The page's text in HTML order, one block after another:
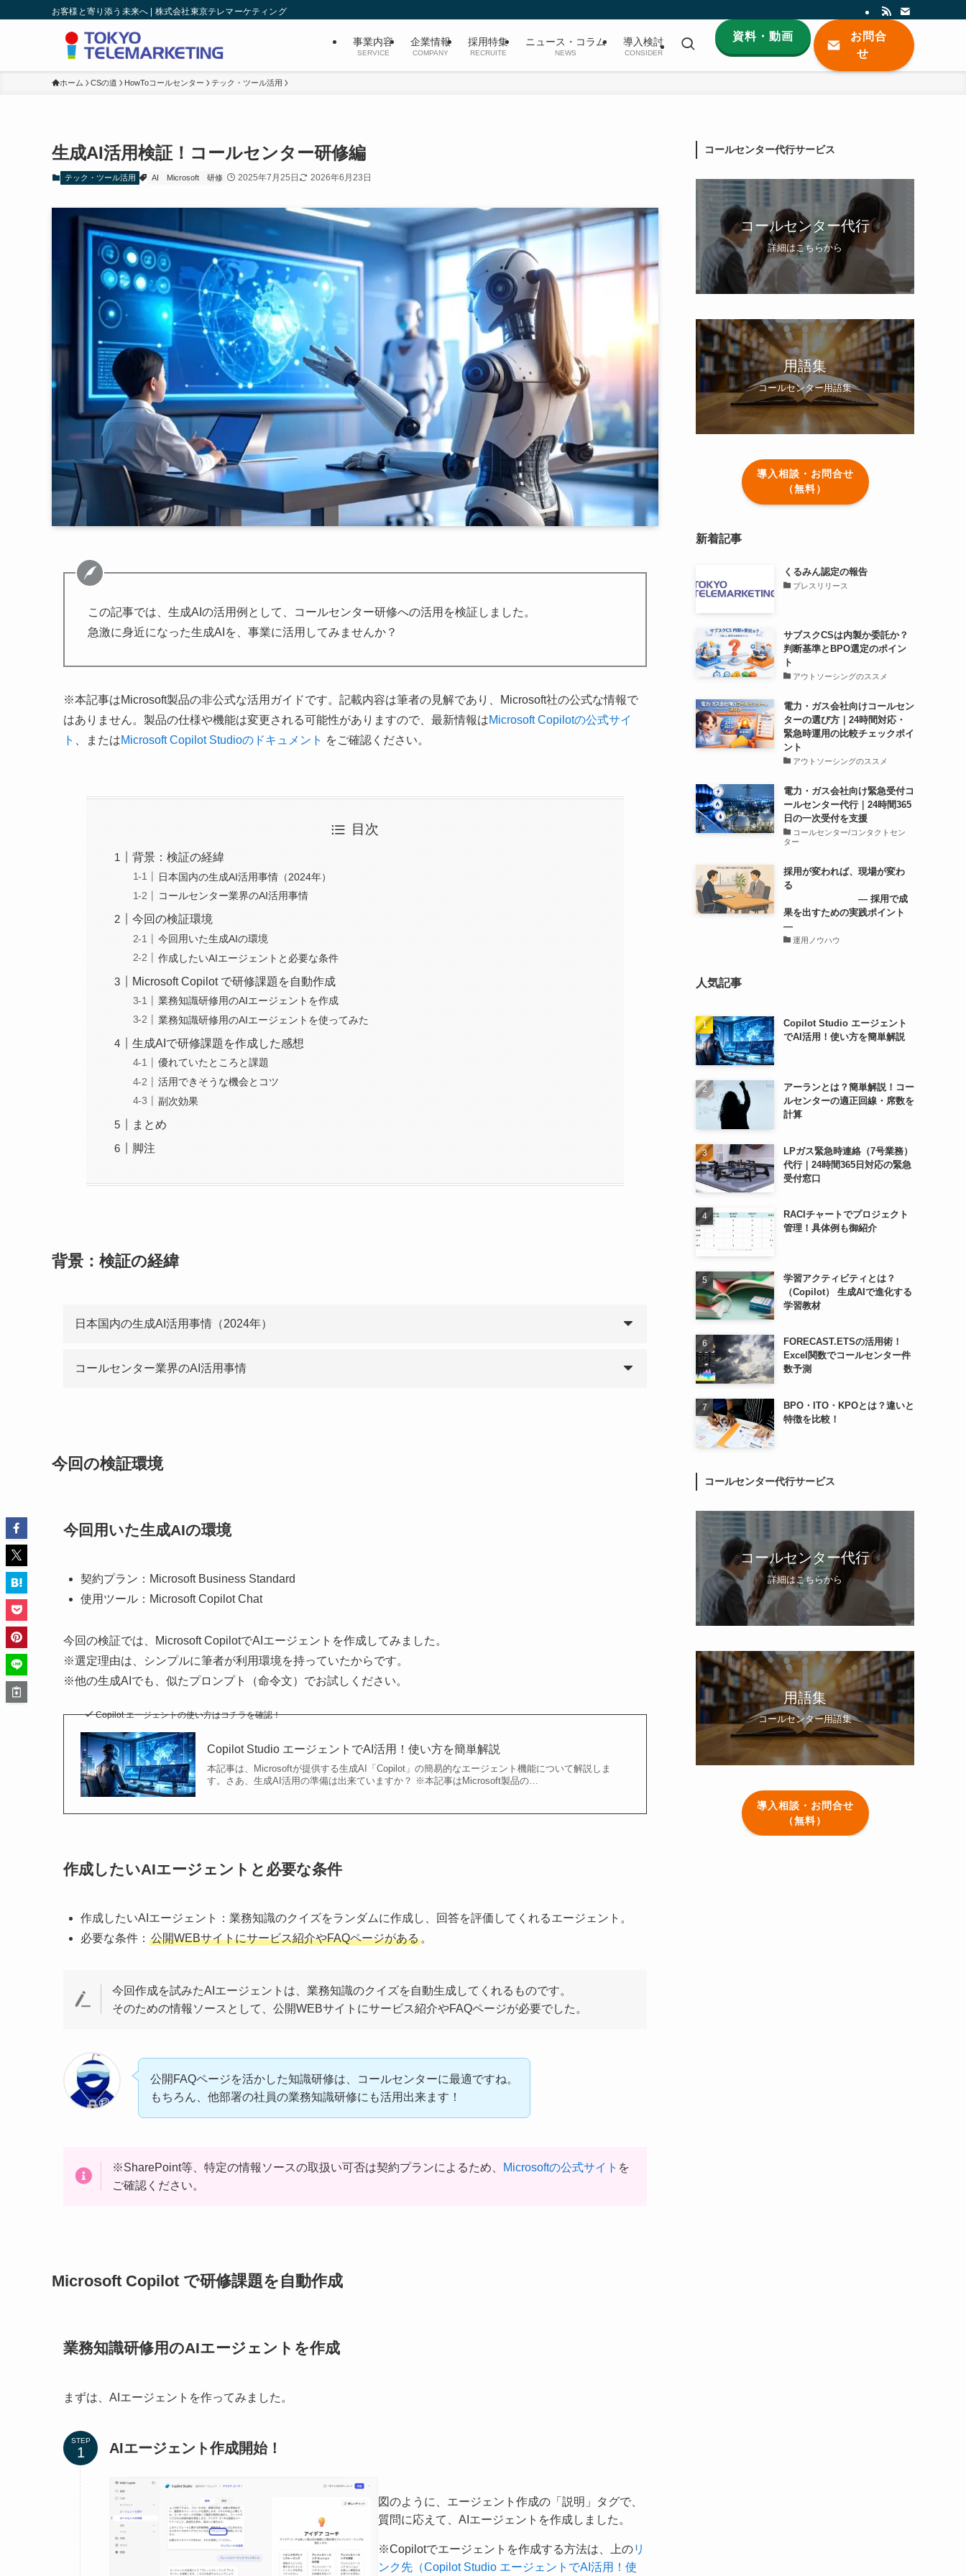
お客様と寄り添う未来へ | 株式会社東京テレマーケティング
事業内容
SERVICE
企業情報
COMPANY
採用特集
RECRUITE
ニュース・コラム
NEWS
導入検討
CONSIDER
資料・動画
お問合
せ
ホーム CSの道 HowToコールセンター テック・ツール活用
生成AI活用検証！コールセンター研修編
テック・ツール活用 AI Microsoft 研修 2025年7月25日 2026年6月23日
この記事では、生成AIの活用例として、コールセンター研修への活用を検証しました。
急激に身近になった生成AIを、事業に活用してみませんか？
※本記事はMicrosoft製品の非公式な活用ガイドです。記載内容は筆者の見解であり、Microsoft社の公式な情報で
はありません。製品の仕様や機能は変更される可能性がありますので、最新情報はMicrosoft Copilotの公式サイ
ト 、またはMicrosoft Copilot Studioのドキュメント をご確認ください。
目次
背景：検証の経緯
日本国内の生成AI活用事情（2024年）
コールセンター業界のAI活用事情
今回の検証環境
今回用いた生成AIの環境
作成したいAIエージェントと必要な条件
Microsoft Copilot で研修課題を自動作成
業務知識研修用のAIエージェントを作成
業務知識研修用のAIエージェントを使ってみた
生成AIで研修課題を作成した感想
優れていたところと課題
活用できそうな機会とコツ
副次効果
まとめ
脚注
背景：検証の経緯
日本国内の生成AI活用事情（2024年）
コールセンター業界のAI活用事情
今回の検証環境
今回用いた生成AIの環境
契約プラン：Microsoft Business Standard
使用ツール：Microsoft Copilot Chat
今回の検証では、Microsoft CopilotでAIエージェントを作成してみました。
※選定理由は、シンプルに筆者が利用環境を持っていたからです。
※他の生成AIでも、似たプロンプト（命令文）でお試しください。
Copilot エージェントの使い方はコチラを確認！
Copilot Studio エージェントでAI活用！使い方を簡単解説
本記事は、Microsoftが提供する生成AI「Copilot」の簡易的なエージェント機能について解説しま
す。さあ、生成AI活用の準備は出来ていますか？ ※本記事はMicrosoft製品の…
作成したいAIエージェントと必要な条件
作成したいAIエージェント：業務知識のクイズをランダムに作成し、回答を評価してくれるエージェント。
必要な条件： 公開WEBサイトにサービス紹介やFAQページがある 。
今回作成を試みたAIエージェントは、業務知識のクイズを自動生成してくれるものです。
そのための情報ソースとして、公開WEBサイトにサービス紹介やFAQページが必要でした。
公開FAQページを活かした知識研修は、コールセンターに最適ですね。
もちろん、他部署の社員の業務知識研修にも活用出来ます！
※SharePoint等、特定の情報ソースの取扱い可否は契約プランによるため、 Microsoftの公式サイト を
ご確認ください。
Microsoft Copilot で研修課題を自動作成
業務知識研修用のAIエージェントを作成
まずは、AIエージェントを作ってみました。
STEP AIエージェント作成開始！
図のように、エージェント作成の「説明」タグで、
質問に応えて、AIエージェントを作成しました。
※Copilotでエージェントを作成する方法は、上のリ
ンク先（Copilot Studio エージェントでAI活用！使
コールセンター代行サービス
コールセンター代行
詳細はこちらから
用語集
コールセンター用語集
導入相談・お問合せ
（無料）
新着記事
くるみん認定の報告
プレスリリース
サブスクCSは内製か委託か？
判断基準とBPO選定のポイン
ト
アウトソーシングのススメ
電力・ガス会社向けコールセン
ターの選び方｜24時間対応・
緊急時運用の比較チェックポイ
ント
アウトソーシングのススメ
電力・ガス会社向け緊急受付コ
ールセンター代行｜24時間365
日の一次受付を支援
コールセンター/コンタクトセン
ター
採用が変われば、現場が変わ
る
― 採用で成
果を出すための実践ポイント
―
運用ノウハウ
人気記事
Copilot Studio エージェント
でAI活用！使い方を簡単解説
アーランとは？簡単解説！コー
ルセンターの適正回線・席数を
計算
LPガス緊急時連絡（7号業務）
代行｜24時間365日対応の緊急
受付窓口
RACIチャートでプロジェクト
管理！具体例も御紹介
学習アクティビティとは？
（Copilot） 生成AIで進化する
学習教材
FORECAST.ETSの活用術！
Excel関数でコールセンター件
数予測
BPO・ITO・KPOとは？違いと
特徴を比較！
コールセンター代行サービス
コールセンター代行
詳細はこちらから
用語集
コールセンター用語集
導入相談・お問合せ
（無料）